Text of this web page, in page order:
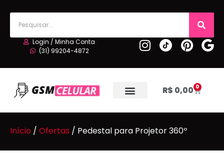
Login / Minha Conta
(31) 99204-4872
R$ 0,00 0
Início / Ofertas / Pedestal para Projetor 360º